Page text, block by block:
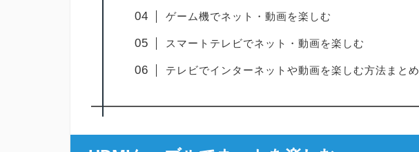
ゲーム機でネット・動画を楽しむ
スマートテレビでネット・動画を楽しむ
テレビでインターネットや動画を楽しむ方法まとめ